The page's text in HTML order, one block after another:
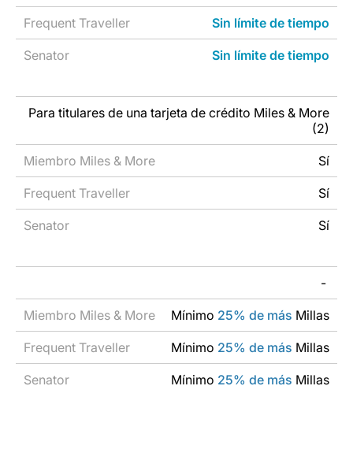
Sin límite de tiempo
Sin límite de tiempo
Para titulares de una tarjeta de crédito Miles & More
(2)
Sí
Sí
Sí
-
Mínimo 25% de más Millas
Mínimo 25% de más Millas
Mínimo 25% de más Millas